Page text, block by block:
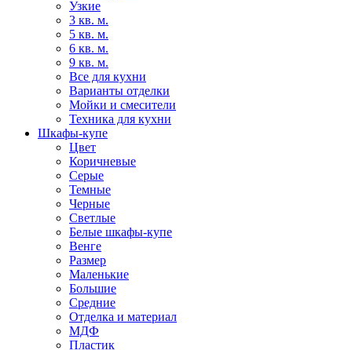
Узкие
3 кв. м.
5 кв. м.
6 кв. м.
9 кв. м.
Все для кухни
Варианты отделки
Мойки и смесители
Техника для кухни
Шкафы-купе
Цвет
Коричневые
Серые
Темные
Черные
Светлые
Белые шкафы-купе
Венге
Размер
Маленькие
Большие
Средние
Отделка и материал
МДФ
Пластик